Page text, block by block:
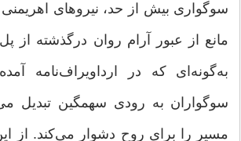
سوگواری بیش از حد، نیرو‌های
مانع از عبور آرام روان درگذشته از
به‌گونه‌ای که در ارداویراف‌نامه
سوگواران به رودی سهمگین تبدیل
مسیر را برای روح دشوار می‌کند. از